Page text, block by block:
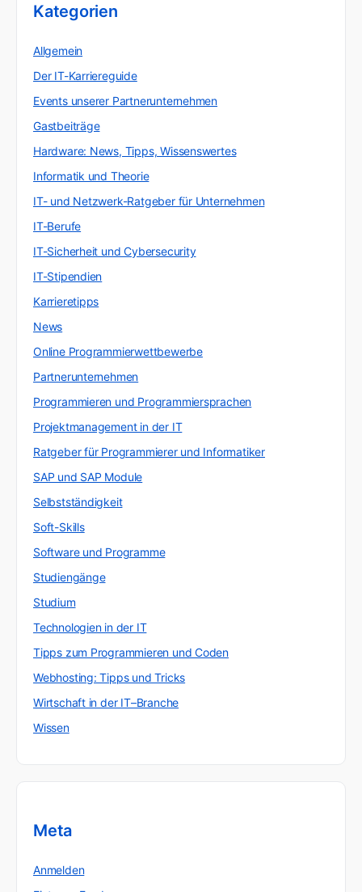
Kategorien
Allgemein
Der IT-Karriereguide
Events unserer Partnerunternehmen
Gastbeiträge
Hardware: News, Tipps, Wissenswertes
Informatik und Theorie
IT- und Netzwerk-Ratgeber für Unternehmen
IT-Berufe
IT-Sicherheit und Cybersecurity
IT-Stipendien
Karrieretipps
News
Online Programmierwettbewerbe
Partnerunternehmen
Programmieren und Programmiersprachen
Projektmanagement in der IT
Ratgeber für Programmierer und Informatiker
SAP und SAP Module
Selbstständigkeit
Soft-Skills
Software und Programme
Studiengänge
Studium
Technologien in der IT
Tipps zum Programmieren und Coden
Webhosting: Tipps und Tricks
Wirtschaft in der IT–Branche
Wissen
Meta
Anmelden